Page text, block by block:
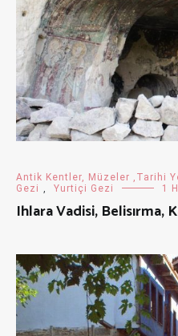
Antik Kentler, Müzeler ,Tarihi
Gezi
Yurtiçi Gezi 1
Ihlara Vadisi, Belisırma,